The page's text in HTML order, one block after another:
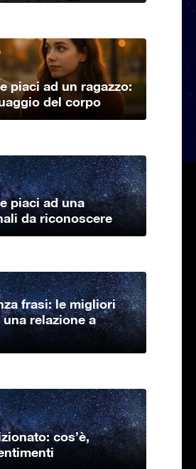
piaci ad un ragazzo:
del corpo
piaci ad una
da riconoscere
frasi: le migliori
relazione a
cos’è,